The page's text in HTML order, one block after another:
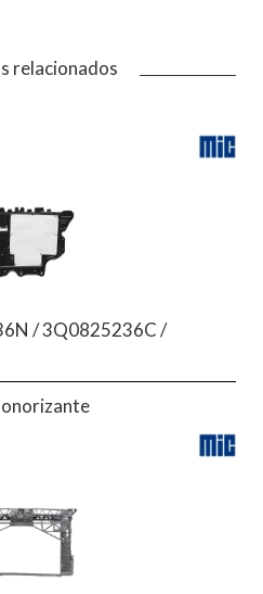
relacionados
/ 3Q0825236C /